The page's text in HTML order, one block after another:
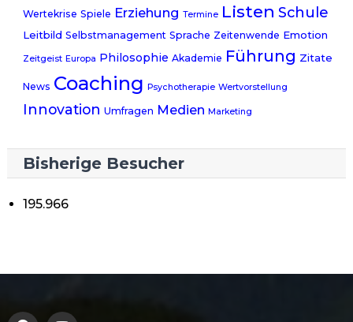
Wertekrise Spiele Erziehung Termine Listen Schule
Leitbild Selbstmanagement Sprache Zeitenwende Emotion
Zeitgeist Europa Philosophie Akademie Führung Zitate
News Coaching Psychotherapie Wertvorstellung
Innovation Umfragen Medien Marketing
Bisherige Besucher
195.966